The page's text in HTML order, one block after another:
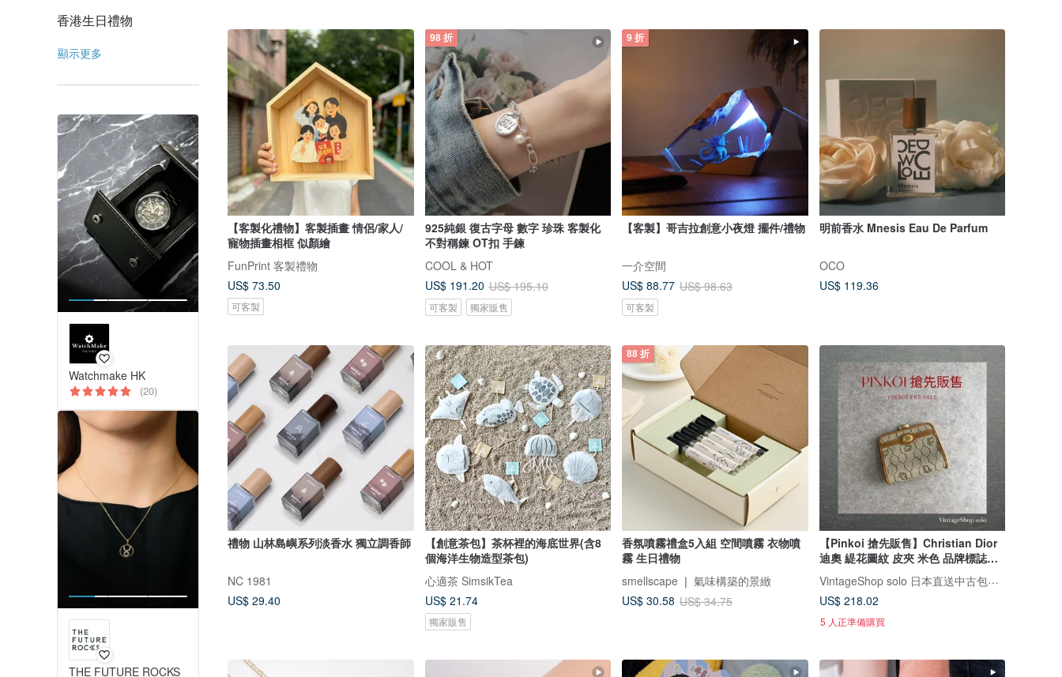
香港生日禮物
顯示更多
Watchmake HK
(20)
THE FUTURE ROCKS
【客製化禮物】客製插畫 情侶/家人/
寵物插畫相框 似顏繪
FunPrint 客製禮物
US$ 73.50
可客製
98 折
925純銀 復古字母 數字 珍珠 客製化
不對稱鍊 OT扣 手鍊
COOL & HOT
US$ 191.20 US$ 195.10
可客製 獨家販售
9 折
【客製】哥吉拉創意小夜燈 擺件/禮物
一介空間
US$ 88.77 US$ 98.63
可客製
明前香水 Mnesis Eau De Parfum
OCO
US$ 119.36
禮物 山林島嶼系列淡香水 獨立調香師
NC 1981
US$ 29.40
【創意茶包】茶杯裡的海底世界(含8
個海洋生物造型茶包)
心適茶 SimsikTea
US$ 21.74
獨家販售
88 折
香氛噴霧禮盒5入組 空間噴霧 衣物噴
霧 生日禮物
smellscape ❘ 氣味構築的景緻
US$ 30.58 US$ 34.75
【Pinkoi 搶先販售】Christian Dior
迪奧 緹花圖紋 皮夾 米色 品牌標誌
PVC 零錢包 ds7dx5
VintageShop solo 日本直送中古包專賣店
US$ 218.02
5 人正準備購買